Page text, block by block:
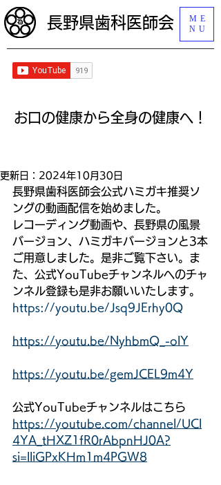
長野県歯科医師会
ME
NU
​お口の健康から全身の健康へ！
更新日： 2024年10月30日
長野県歯科医師会公式ハミガキ推奨ソ
ングの動画配信を始めました。
レコーディング動画や、長野県の風景
バージョン、ハミガキバージョンと3本
ご用意しました。是非ご覧下さい。ま
た、公式YouTubeチャンネルへのチャ
ンネル登録も是非お願いいたします。
https://youtu.be/Jsq9JErhy0Q
https://youtu.be/NyhbmQ_-olY
https://youtu.be/gemJCEL9m4Y
公式YouTubeチャンネルはこちら
https://youtube.com/channel/UCl
4YA_tHXZ1fR0rAbpnHJ0A?
si=lliGPxKHm1m4PGW8